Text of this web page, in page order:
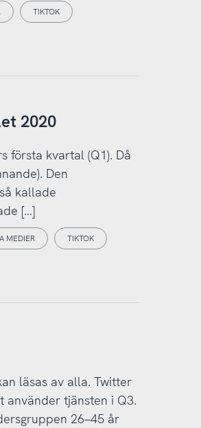
TIKTOK
2020
första kvartal (Q1). Då
Den
kallade
[…]
MEDIER TIKTOK
läsas av alla. Twitter
använder tjänsten i Q3.
26–45 år